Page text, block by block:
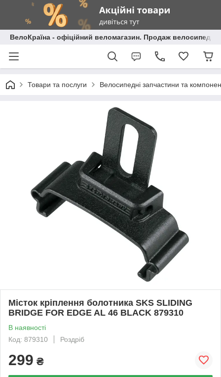
ВелоКраїна - офіційний веломагазин. Продаж велосипедів
Товари та послуги Велосипедні запчастини та
Місток кріплення болотника SKS SLIDING
BRIDGE FOR EDGE AL 46 BLACK 879310
В наявності
Код: 879310
Роздріб
299 ₴